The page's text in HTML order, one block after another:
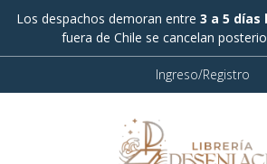
Los despachos demoran entre 3 a 5 días
fuera de Chile se cancelan
Ingreso/Registro